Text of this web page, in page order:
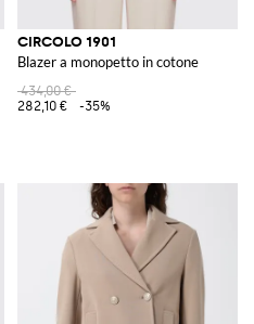
CIRCOLO 1901
Blazer a monopetto in cotone
434,00 €
282,10 €
-35%